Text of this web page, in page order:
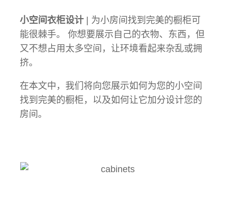
小空间衣柜设计| 为小房间找到完美的橱柜可
能很棘手。 你想要展示自己的衣物、东西，但
又不想占用太多空间，让环境看起来杂乱或拥
挤。
在本文中，我们将向您展示如何为您的小空间
找到完美的橱柜，以及如何让它加分设计您的
房间。